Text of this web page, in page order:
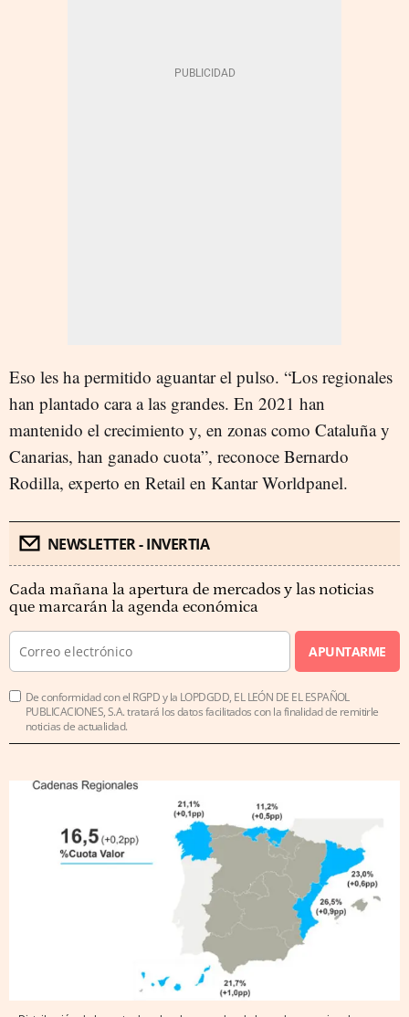
Eso les ha permitido aguantar el pulso. “Los regionales
han plantado cara a las grandes. En 2021 han
mantenido el crecimiento y, en zonas como Cataluña y
Canarias, han ganado cuota”, reconoce Bernardo
Rodilla, experto en Retail en Kantar Worldpanel.
NEWSLETTER - INVERTIA
Cada mañana la apertura de mercados y las noticias
que marcarán la agenda económica
APUNTARME
De conformidad con el RGPD y la LOPDGDD, EL LEÓN DE EL ESPAÑOL
PUBLICACIONES, S.A. tratará los datos facilitados con la finalidad de remitirle
noticias de actualidad.